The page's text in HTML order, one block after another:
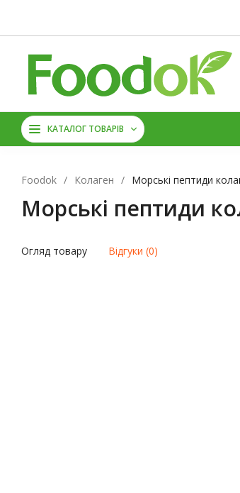
КАТАЛОГ ТОВАРІВ
Foodok / Колаген / Морські пептиди
Морські пептиди
Огляд товару Відгуки (0)